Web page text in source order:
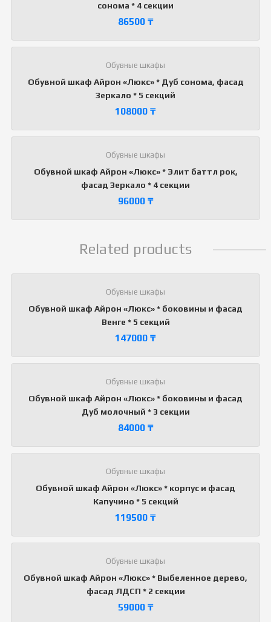
сонома * 4 секции
86500 ₸
Обувные шкафы
Обувной шкаф Айрон «Люкс» * Дуб сонома, фасад
Зеркало * 5 секций
108000 ₸
Обувные шкафы
Обувной шкаф Айрон «Люкс» * Элит баттл рок,
фасад Зеркало * 4 секции
96000 ₸
Related products
Обувные шкафы
Обувной шкаф Айрон «Люкс» * боковины и фасад
Венге * 5 секций
147000 ₸
Обувные шкафы
Обувной шкаф Айрон «Люкс» * боковины и фасад
Дуб молочный * 3 секции
84000 ₸
Обувные шкафы
Обувной шкаф Айрон «Люкс» * корпус и фасад
Капучино * 5 секций
119500 ₸
Обувные шкафы
Обувной шкаф Айрон «Люкс» * Выбеленное дерево,
фасад ЛДСП * 2 секции
59000 ₸